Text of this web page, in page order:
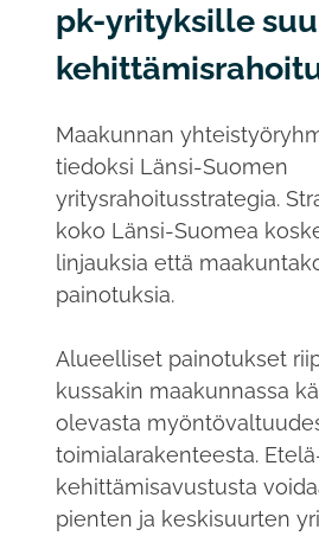
pk-yrityksille
Maakunnan
tiedoksi Länsi-Suomen
yritysrahoitusstrategia.
koko Länsi-Suomea
linjauksia että
painotuksia.
Alueelliset painotukset
kussakin maakunnassa
olevasta
toimialarakenteesta.
kehittämisavustusta
pienten ja keskisuurten